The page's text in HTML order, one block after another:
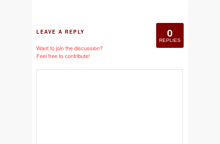
0
REPLIES
LEAVE A REPLY
Want to join the discussion?
Feel free to contribute!